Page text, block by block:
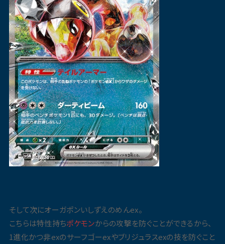
そして次にオーガポンいしずえのめんex。
こちらは特性持ちポケモンからの攻撃を防ぐことができるから、
1進化かつ非exのサーフゴーexやブリジュラスexの技を防ぐこと